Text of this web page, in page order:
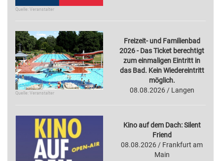
Quelle: Veranstalter
Quelle: Veranstalter
Freizeit- und Familienbad
2026 - Das Ticket berechtigt
zum einmaligen Eintritt in
das Bad. Kein Wiedereintritt
möglich.
08.08.2026 / Langen
Kino auf dem Dach: Silent
Friend
08.08.2026 / Frankfurt am
Main